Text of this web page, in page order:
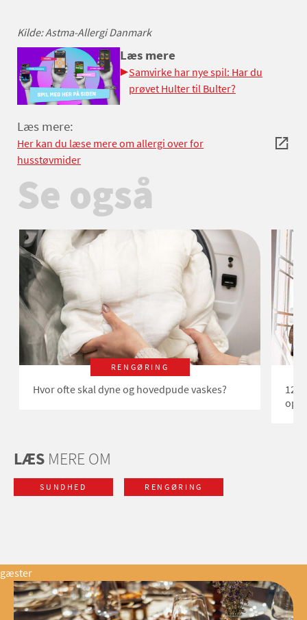
Kilde: Astma-Allergi Danmark
Læs mere
Samvirke har nye spil: Har du
prøvet Hulter til Bulter?
Læs mere:
Her kan du læse mere om allergi over for
husstøvmider
Se også
RENGØRING
Hvor ofte skal dyne og hovedpude vaskes?
12
LÆS MERE OM
SUNDHED RENGØRING
gæster